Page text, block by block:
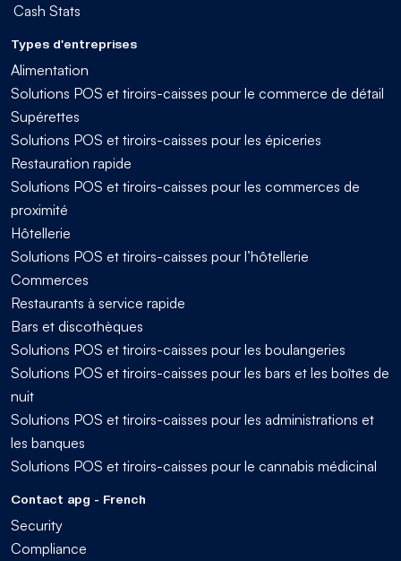
Cash Stats
Types d'entreprises
Alimentation
Solutions POS et tiroirs-caisses pour le commerce de détail
Supérettes
Solutions POS et tiroirs-caisses pour les épiceries
Restauration rapide
Solutions POS et tiroirs-caisses pour les commerces de
proximité
Hôtellerie
Solutions POS et tiroirs-caisses pour l’hôtellerie
Commerces
Restaurants à service rapide
Bars et discothèques
Solutions POS et tiroirs-caisses pour les boulangeries
Solutions POS et tiroirs-caisses pour les bars et les boîtes de
nuit
Solutions POS et tiroirs-caisses pour les administrations et
les banques
Solutions POS et tiroirs-caisses pour le cannabis médicinal
Contact apg - French
Security
Compliance